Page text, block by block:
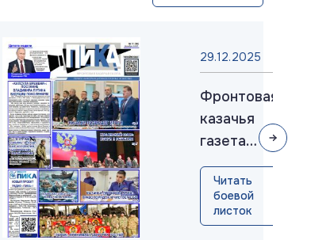
29.12.2025
Фронтовая
казачья
газета
«ПИКА»:
выпуск
№36,
декабрь
Читать
боевой
листок